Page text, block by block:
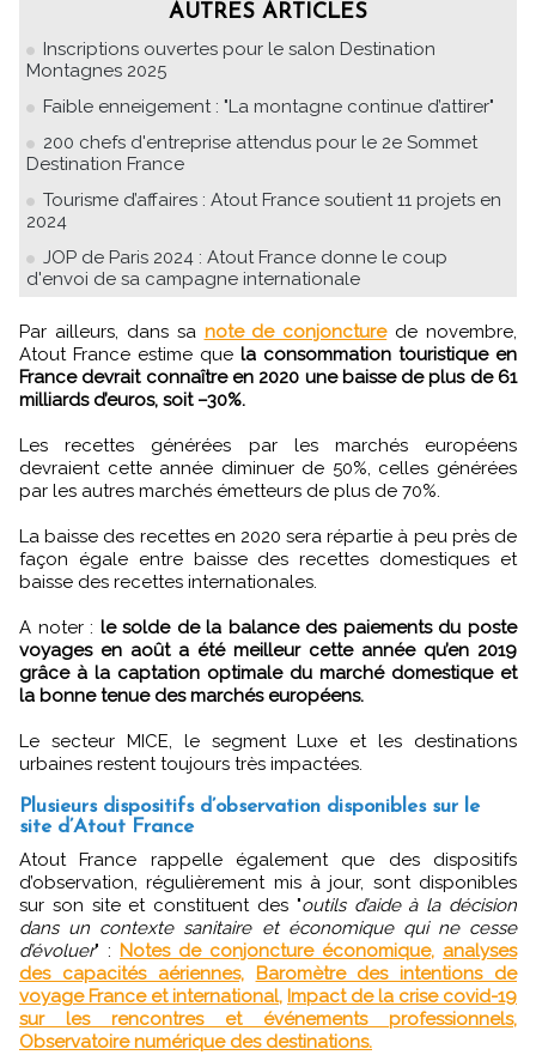
AUTRES ARTICLES
Inscriptions ouvertes pour le salon Destination
Montagnes 2025
Faible enneigement : "La montagne continue d’attirer"
200 chefs d'entreprise attendus pour le 2e Sommet
Destination France
Tourisme d’affaires : Atout France soutient 11 projets en
2024
JOP de Paris 2024 : Atout France donne le coup
d'envoi de sa campagne internationale
Par ailleurs, dans sa note de conjoncturede novembre,
Atout France estime que la consommation touristique en
France devrait connaître en 2020 une baisse de plus de 61
milliards d’euros, soit –30%.
Les recettes générées par les marchés européens
devraient cette année diminuer de 50%, celles générées
par les autres marchés émetteurs de plus de 70%.
La baisse des recettes en 2020 sera répartie à peu près de
façon égale entre baisse des recettes domestiques et
baisse des recettes internationales.
A noter : le solde de la balance des paiements du poste
voyages en août a été meilleur cette année qu’en 2019
grâce à la captation optimale du marché domestique et
la bonne tenue des marchés européens.
Le secteur MICE, le segment Luxe et les destinations
urbaines restent toujours très impactées.
Plusieurs dispositifs d’observation disponibles sur le
site d’Atout France
Atout France rappelle également que des dispositifs
d’observation, régulièrement mis à jour, sont disponibles
sur son site et constituent des "outils d’aide à la décision
dans un contexte sanitaire et économique qui ne cesse
d’évoluer" : Notes de conjoncture économique, analyses
des capacités aériennes,
Baromètre des intentions de
voyage France et international, Impact de la crise covid-19
sur les rencontres et événements professionnels,
Observatoire numérique des destinations.